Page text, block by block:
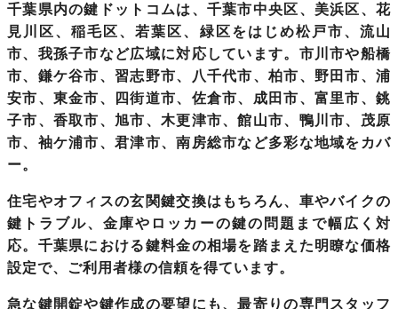
千葉県内の鍵ドットコムは、千葉市中央区、美浜区、花
見川区、稲毛区、若葉区、緑区をはじめ松戸市、流山
市、我孫子市など広域に対応しています。市川市や船橋
市、鎌ケ谷市、習志野市、八千代市、柏市、野田市、浦
安市、東金市、四街道市、佐倉市、成田市、富里市、銚
子市、香取市、旭市、木更津市、館山市、鴨川市、茂原
市、袖ケ浦市、君津市、南房総市など多彩な地域をカバ
ー。
住宅やオフィスの玄関鍵交換はもちろん、車やバイクの
鍵トラブル、金庫やロッカーの鍵の問題まで幅広く対
応。千葉県における鍵料金の相場を踏まえた明瞭な価格
設定で、ご利用者様の信頼を得ています。
急な鍵開錠や鍵作成の要望にも、最寄りの専門スタッフ